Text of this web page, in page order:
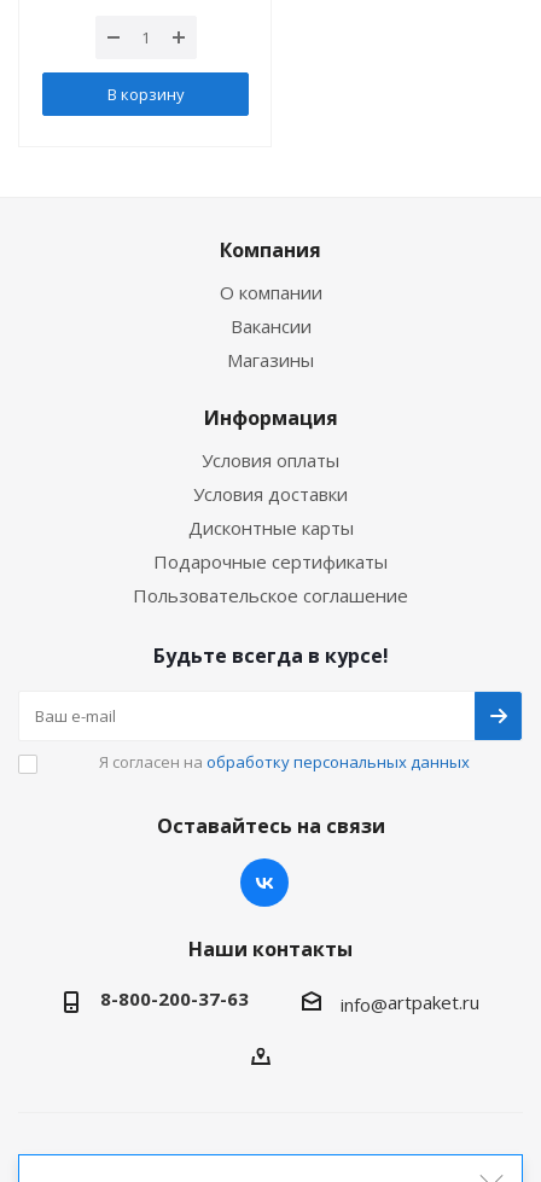
В корзину
Компания
О компании
Вакансии
Магазины
Информация
Условия оплаты
Условия доставки
Дисконтные карты
Подарочные сертификаты
Пользовательское соглашение
Будьте всегда в курсе!
Я согласен на обработку персональных данных
Оставайтесь на связи
Наши контакты
8-800-200-37-63 info@artpaket.ru